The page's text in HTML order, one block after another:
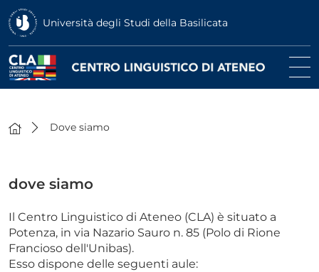
Università degli Studi della Basilicata
Dove siamo
dove siamo
Il Centro Linguistico di Ateneo (CLA) è situato a
Potenza, in via Nazario Sauro n. 85 (Polo di Rione
Francioso dell'Unibas).
Esso dispone delle seguenti aule: